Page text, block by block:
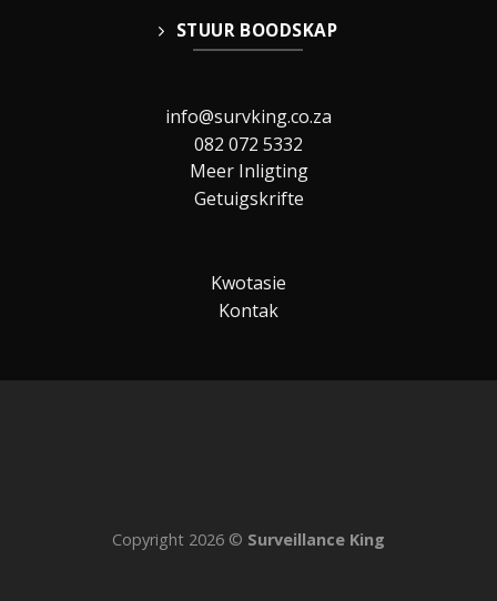
STUUR BOODSKAP
info@survking.co.za
082 072 5332
Meer Inligting
Getuigskrifte
Kwotasie
Kontak
Copyright 2026 © Surveillance King